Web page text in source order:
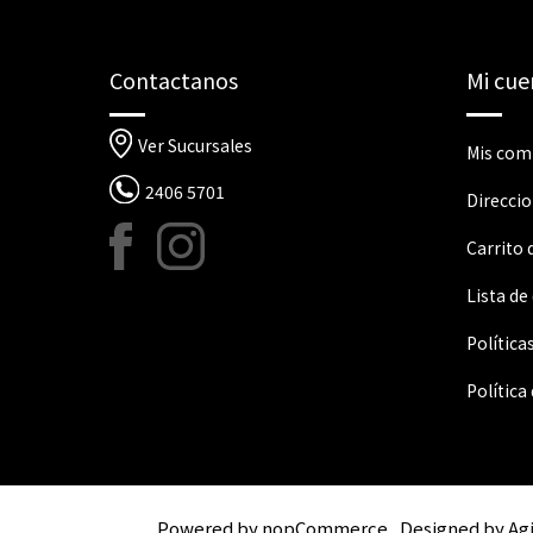
Contactanos
Ver Sucursales
2406 5701
Mi
Mis
Carrito
Lista de
Política
Powered bynopCommerce Designed by